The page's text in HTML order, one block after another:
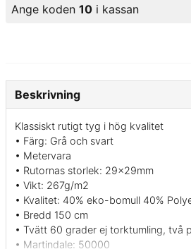
Ange koden 10 i kassan
Beskrivning
Klassiskt rutigt tyg i hög kvalitet
• Färg: Grå och svart
• Metervara
• Rutornas storlek: 29x29mm
• Vikt: 267g/m2
• Kvalitet: 40% eko-bomull 40%
• Bredd 150 cm
• Tvätt 60 grader ej torktumling, två
• Martindale: 50000